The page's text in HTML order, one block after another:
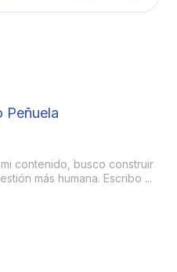
Peñuela
contenido, busco construir
más humana. Escribo ...